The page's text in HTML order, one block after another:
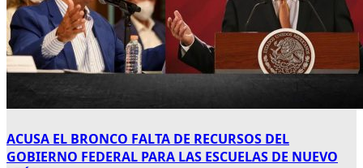
ACUSA EL BRONCO FALTA DE RECURSOS DEL
GOBIERNO FEDERAL PARA LAS ESCUELAS DE NUEVO